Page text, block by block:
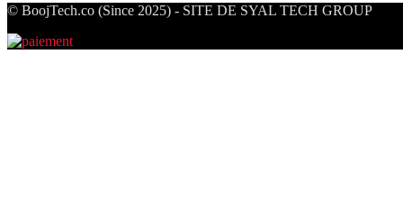
© BoojTech.co (Since 2025) - SITE DE SYAL TECH GROUP